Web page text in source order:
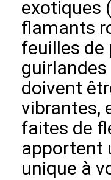
exotiques
flamants
feuilles de
doivent
vibrantes,
faites de
apportent
unique à